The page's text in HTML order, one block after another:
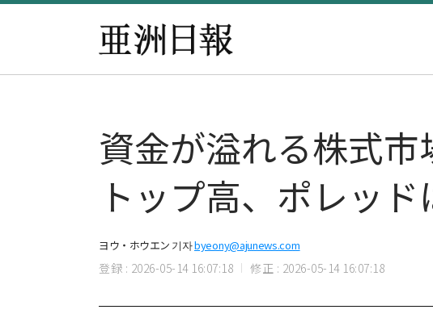
資金が溢れる株式
トップ高、ポレッ
ヨウ・ホウエン 기자byeony@ajunews.com
登録 : 2026-05-14 16:07:18 修正 : 2026-05-14 16:07:18